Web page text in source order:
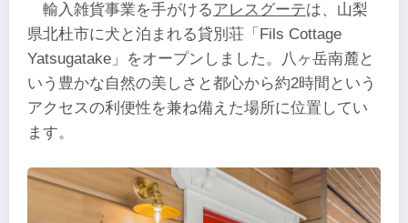
輸入雑貨事業を手がけるアレスグーテは、山梨
県北杜市に犬と泊まれる貸別荘「Fils Cottage
Yatsugatake」をオープンしました。八ヶ岳南麓と
いう豊かな自然の美しさと都心から約2時間という
アクセスの利便性を兼ね備えた場所に位置してい
ます。